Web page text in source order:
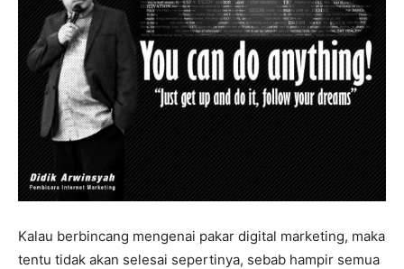
Kalau berbincang mengenai pakar digital marketing, maka
tentu tidak akan selesai sepertinya, sebab hampir semua